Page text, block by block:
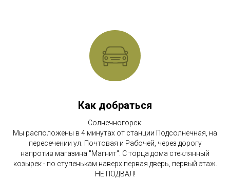
Как добраться
Солнечногорск:
Мы расположены в 4 минутах от станции Подсолнечная, на
пересечении ул. Почтовая и Рабочей, через дорогу
напротив магазина "Магнит". С торца дома стеклянный
козырек - по ступенькам наверх первая дверь, первый этаж.
НЕ ПОДВАЛ!